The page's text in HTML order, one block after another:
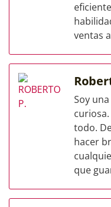
ventas
Soy
todo.
hacer
que